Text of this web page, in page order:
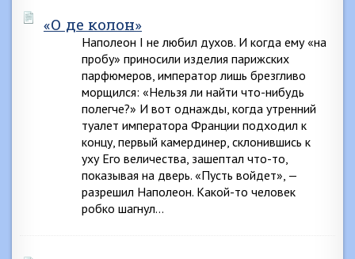
«О де колон»
Наполеон I не любил духов. И когда ему «на
пробу» приносили изделия парижских
парфюмеров, император лишь брезгливо
морщился: «Нельзя ли найти что-нибудь
полегче?» И вот однажды, когда утренний
туалет императора Франции подходил к
концу, первый камердинер, склонившись к
уху Его величества, зашептал что-то,
показывая на дверь. «Пусть войдет», —
разрешил Наполеон. Какой-то человек
робко шагнул…